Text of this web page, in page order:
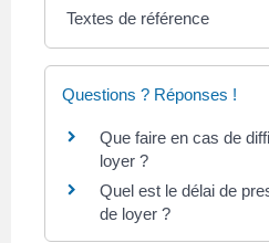
Textes de référence
Questions ? Réponses !
Que faire en cas de
loyer ?
Quel est le délai de
de loyer ?